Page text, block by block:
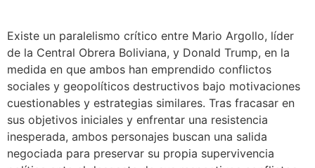
Existe un paralelismo crítico entre Mario Argollo, líder
de la Central Obrera Boliviana, y Donald Trump, en la
medida en que ambos han emprendido conflictos
sociales y geopolíticos destructivos bajo motivaciones
cuestionables y estrategias similares. Tras fracasar en
sus objetivos iniciales y enfrentar una resistencia
inesperada, ambos personajes buscan una salida
negociada para preservar su propia supervivencia